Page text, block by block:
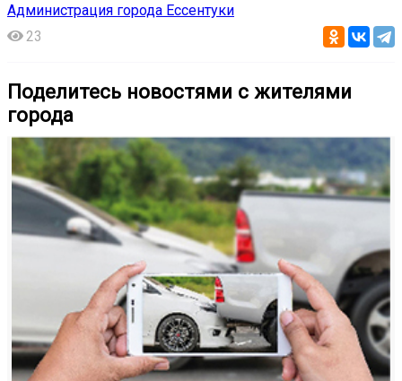
Администрация города Ессентуки
23
Поделитесь новостями с жителями
города